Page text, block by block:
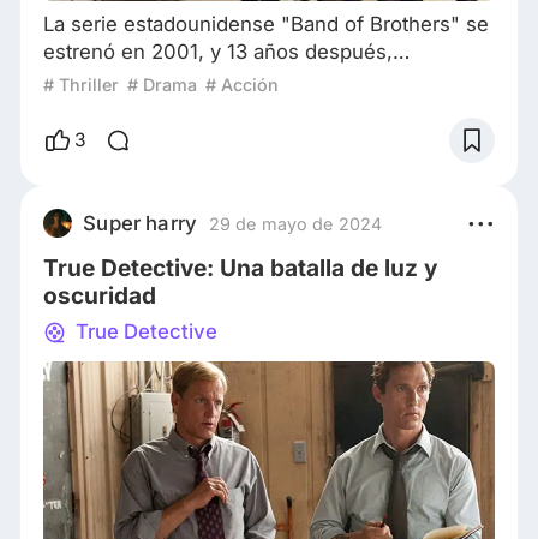
La serie estadounidense "Band of Brothers" se
estrenó en 2001, y 13 años después,
finalmente se terminó la "Trilogía de la
y Tom Hanks. Los dos primeros episodios de
considerada una serie innovadora. Contexto de
la serie Algunos críticos han notado que los
dos primeros ep
# Thriller # Drama # Acción
3
Super harry 29 de mayo de 2024
True Detective: Una batalla de luz y
oscuridad
True Detective